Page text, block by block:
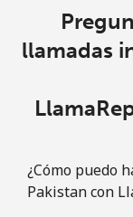
llamadas
¿Cómo puedo
Pakistan con